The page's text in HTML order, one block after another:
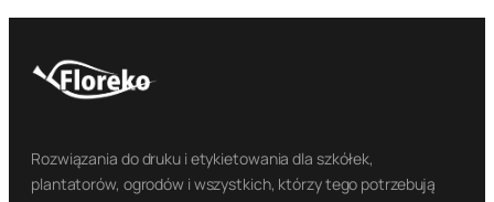
Rozwiązania do druku i etykietowania dla szkółek,
plantatorów, ogrodów i wszystkich, którzy tego potrzebują